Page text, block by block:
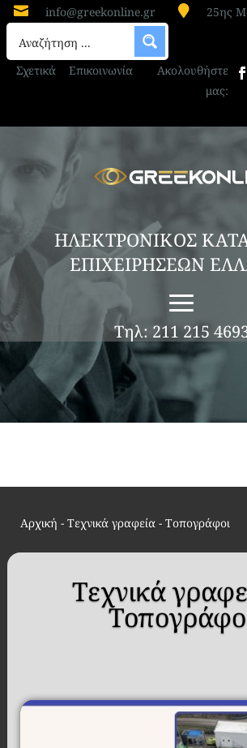
 info@greekonline.gr  25ης
Σχετικά Επικοινωνία
Ακολουθήστε
μας:
ΗΛΕΚΤΡΟΝΙΚΟΣ
ΕΠΙΧΕΙΡΗΣΕΩΝ
Τηλ: 211 215
Αρχική - Τεχνικά γραφεία - Τοπογράφοι
Τεχνικά